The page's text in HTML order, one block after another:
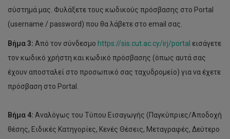
σύστημά μας. Φυλάξετε τους κωδικούς πρόσβασης στο Portal
(username / password) που θα λάβετε στο email σας.
Βήμα 3: Από τον σύνδεσμο https://sis.cut.ac.cy/irj/portal εισάγετε
τον κωδικό χρήστη και κωδικό πρόσβασης (όπως αυτά σας
έχουν αποσταλεί στο προσωπικό σας ταχυδρομείο) για να έχετε
πρόσβαση στο Portal.
Βήμα 4: Αναλόγως του Τύπου Εισαγωγής (Παγκύπριες/Αποδοχή
θέσης, Ειδικές Κατηγορίες, Κενές Θέσεις, Μεταγραφές, Δεύτερο